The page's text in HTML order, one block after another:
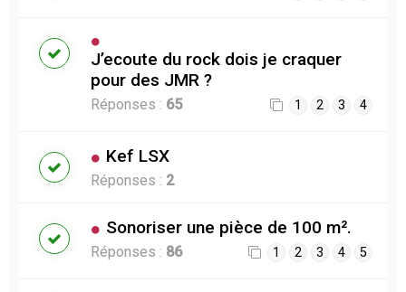
J’ecoute du rock dois je craquer
pour des JMR ?
Réponses : 65 1 2 3 4
Kef LSX
Réponses : 2
Sonoriser une pièce de 100 m².
Réponses : 86 1 2 3 4 5